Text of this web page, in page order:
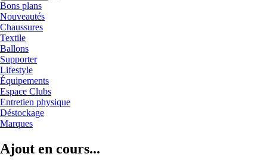
Bons plans
Nouveautés
Chaussures
Textile
Ballons
Supporter
Lifestyle
Équipements
Espace Clubs
Entretien physique
Déstockage
Marques
Ajout en cours...